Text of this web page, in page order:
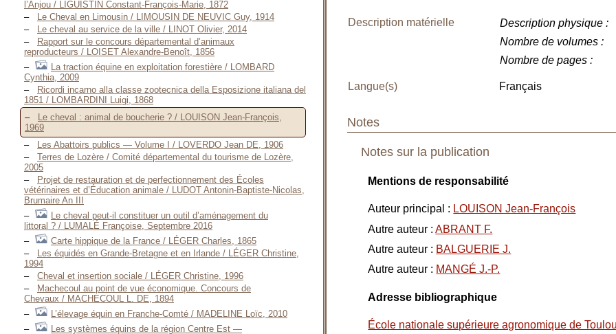
l’Anjou / LIGUISTIN Constant-François-Marie, 1872
Le Cheval en Limousin / LIMOUSIN DE NEUVIC Guy, 1914
Le cheval au service de la ville / LINOT Olivier, 2014
Rapport sur le concours départemental d’animaux
reproducteurs / LOISET Alexandre-Benoît, 1856
La traction équine en exploitation forestière / LOMBARD
Cynthia, 2009
Ricordi incarno alla classe zootecnica della Esposizione italiana del
1851 / LOMBARDINI Luigi, 1868
Le cheval : animal de boucherie ? / LOUISON Jean-François,
1969
Les Abattoirs publics — Volume I / LOVERDO Jean DE, 1906
Terres de Lozère / Comité départemental du tourisme de Lozère,
2005
Projet de restauration et de perfectionnement des Écoles
vétérinaires et d’Éducation animale / LUDOT Antonin-Baptiste-Nicolas,
Brumaire An III
Le cheval peut-il constituer un outil d’aménagement du
littoral ? / LUMALÉ Françoise, Septembre 2016
Carte hippique de la France / LÉGER Charles, 1865
Les équidés en Grande-Bretagne et en Irlande / LÉGER Christine,
1994
Cheval et insertion sociale / LÉGER Christine, 1996
Machecoul au point de vue économique. Concours de
Chevaux / MACHECOUL L. DE, 1894
L’élevage équin en Franche-Comté / MADELINE Loïc, 2010
Les systèmes équins de la région Centre Est —
Description matérielle Description physique :
Nombre de volumes :
Nombre de pages :
Langue(s) Français
Notes
Notes sur la publication
Mentions de responsabilité
Auteur principal : LOUISON Jean-François
Autre auteur :ABRANT F.
Autre auteur : BALGUERIE J.
Autre auteur : MANGÉ J.-P.
Adresse bibliographique
École nationale supérieure agronomique de